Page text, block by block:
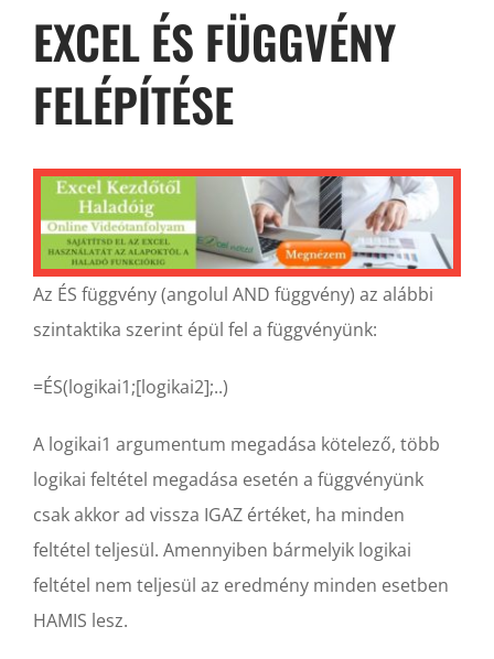
EXCEL ÉS FÜGGVÉNY
FELÉPÍTÉSE
Az ÉS függvény (angolul AND függvény) az alábbi
szintaktika szerint épül fel a függvényünk:
=ÉS(logikai1;[logikai2];..)
A logikai1 argumentum megadása kötelező, több
logikai feltétel megadása esetén a függvényünk
csak akkor ad vissza IGAZ értéket, ha minden
feltétel teljesül. Amennyiben bármelyik logikai
feltétel nem teljesül az eredmény minden esetben
HAMIS lesz.